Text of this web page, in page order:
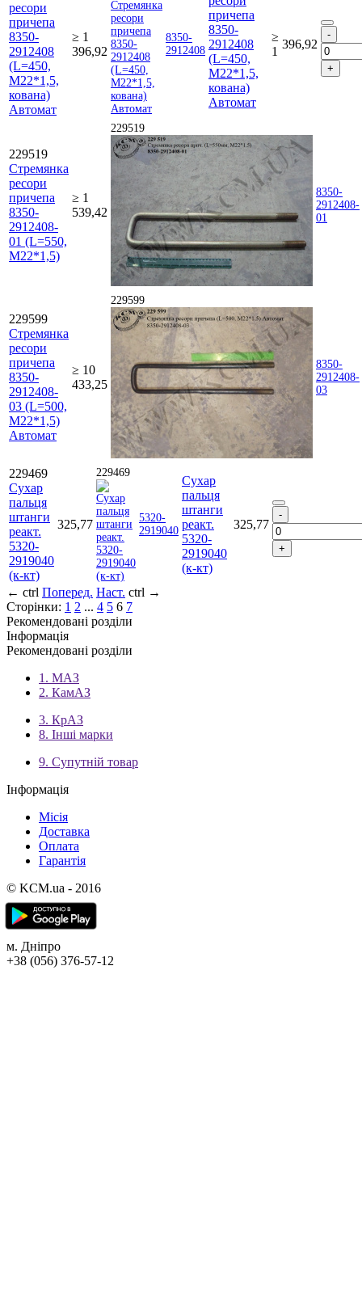
ресори
причепа
8350-
2912408
(L=450,
М22*1,5,
кована)
Автомат
≥ 1
396,92
8350-
2912408
причепа
8350-
2912408
(L=450,
М22*1,5,
кована)
Автомат
≥
1
396,92
229519
Стремянка
ресори
причепа
8350-
2912408-
01 (L=550,
М22*1,5)
≥ 1
539,42
229519
8350-
2912408-
01
229599
Стремянка
ресори
причепа
8350-
2912408-
03 (L=500,
М22*1,5)
Автомат
≥ 10
433,25
229599
8350-
2912408-
03
229469
Сухар
пальця
штанги
реакт.
5320-
2919040
(к-кт)
325,77
229469
5320-
2919040
Сухар
пальця
штанги
реакт.
5320-
2919040
(к-кт)
325,77
← ctrl Поперед. Наст. ctrl →
Сторінки: 1 2 ... 4 5 6 7
Рекомендовані розділи
Інформація
Рекомендовані розділи
1. МАЗ
2. КамАЗ
3. КрАЗ
8. Інші марки
9. Супутній товар
Інформація
Місія
Доставка
Оплата
Гарантія
© KCM.ua - 2016
м. Дніпро
+38 (056) 376-57-12